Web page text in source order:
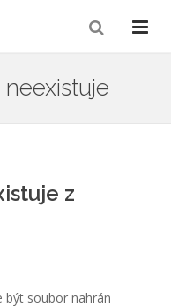
z
být soubor nahrán